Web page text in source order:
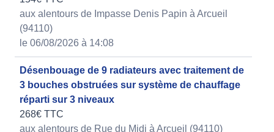
aux alentours de Impasse Denis Papin à Arcueil
(94110)
le 06/08/2026 à 14:08
Désenbouage de 9 radiateurs avec traitement de
3 bouches obstruées sur système de chauffage
réparti sur 3 niveaux
268€ TTC
aux alentours de Rue du Midi à Arcueil (94110)